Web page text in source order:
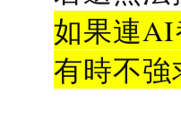
如果連
有時不